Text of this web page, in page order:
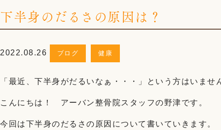
下半身のだるさの原因は？
2022.08.26 ブログ 健康
「最近、下半身がだるいなぁ・・・」という方はいませ
こんにちは！ アーバン整骨院スタッフの野津です。
今回は下半身のだるさの原因について書いていきます。